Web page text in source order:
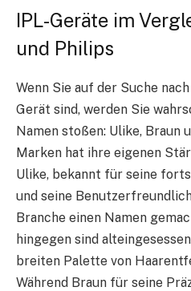
IPL-Geräte im
und Philips
Wenn Sie auf der Suche
Gerät sind, werden Sie
Namen stoßen: Ulike, Braun
Marken hat ihre eigenen
Ulike, bekannt für seine
und seine
Branche einen Namen
hingegen sind
breiten Palette von
Während Braun für seine